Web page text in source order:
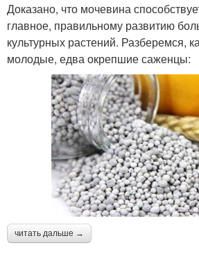
Доказано, что мочевина
главное, правильному развитию
культурных растений. Разберемся,
молодые, едва окрепшие саженцы:
читать дальше →